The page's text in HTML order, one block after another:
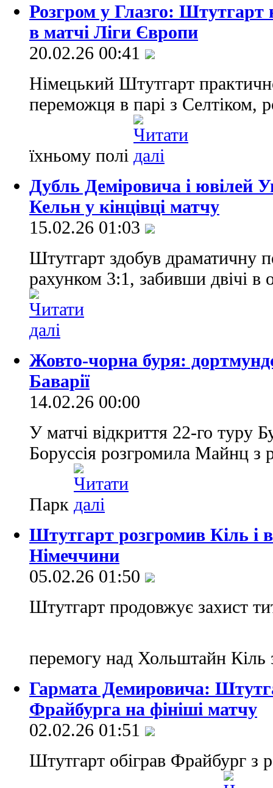
Розгром у Глазго: Штутгарт
в матчі Ліги Європи
20.02.26 00:41
Німецький Штутгарт
переможця в парі з Селтіком,
їхньому полі
Дубль Деміровича і ювілей
Кельн у кінцівці матчу
15.02.26 01:03
Штутгарт здобув драматичну
рахунком 3:1, забивши двічі в
Жовто-чорна буря:
Баварії
14.02.26 00:00
У матчі відкриття 22-го туру
Боруссія розгромила Майнц з
Парк
Штутгарт розгромив Кіль і
Німеччини
05.02.26 01:50
Штутгарт продовжує захист
перемогу над Хольштайн
Гармата Демировича:
Фрайбурга на фініші матчу
02.02.26 01:51
Штутгарт обіграв Фрайбург з